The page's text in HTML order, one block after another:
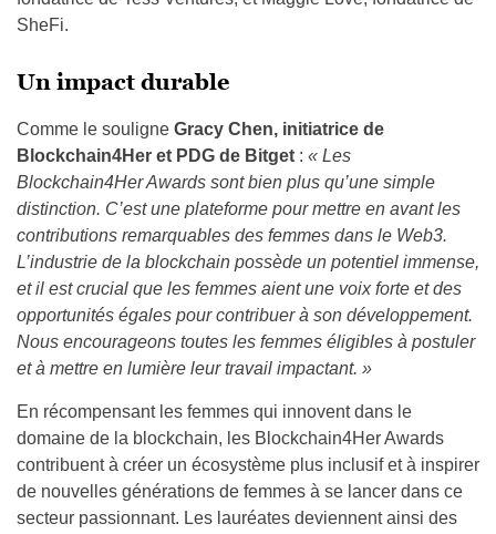
SheFi.
Un impact durable
Comme le souligne Gracy Chen, initiatrice de
Blockchain4Her et PDG de Bitget : « Les
Blockchain4Her Awards sont bien plus qu’une simple
distinction. C’est une plateforme pour mettre en avant les
contributions remarquables des femmes dans le Web3.
L’industrie de la blockchain possède un potentiel immense,
et il est crucial que les femmes aient une voix forte et des
opportunités égales pour contribuer à son développement.
Nous encourageons toutes les femmes éligibles à postuler
et à mettre en lumière leur travail impactant. »
En récompensant les femmes qui innovent dans le
domaine de la blockchain, les Blockchain4Her Awards
contribuent à créer un écosystème plus inclusif et à inspirer
de nouvelles générations de femmes à se lancer dans ce
secteur passionnant. Les lauréates deviennent ainsi des